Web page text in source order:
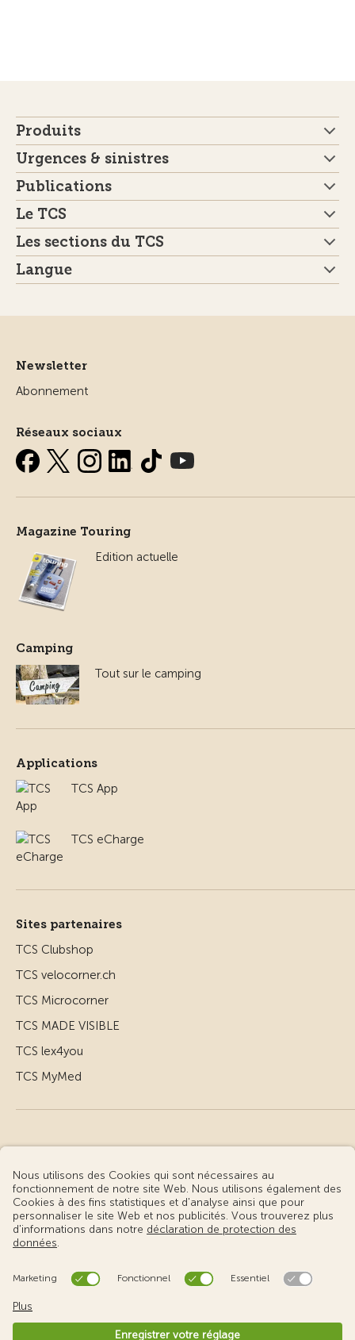
Produits
Urgences & sinistres
Publications
Le TCS
Les sections du TCS
Langue
Newsletter
Abonnement
Réseaux sociaux
Magazine Touring
Edition actuelle
Camping
Tout sur le camping
Applications
TCS App
TCS eCharge
Sites partenaires
TCS Clubshop
TCS velocorner.ch
TCS Microcorner
TCS MADE VISIBLE
TCS lex4you
TCS MyMed
Conditions d’utilisation – informations juridiques
Gestion des cookies